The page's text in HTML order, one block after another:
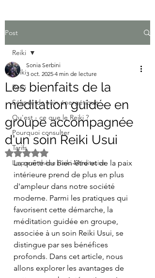
Post
Reiki
Reiki
Séance de soin énergétique
Qu'est - ce que le Reiki ?
Pourquoi consulter
Tarifs
La parenthèse Reiki Méditative
Reiki
Les bienfaits de la
méditation guidée en
groupe accompagnée
d'un soin Reiki Usui
Sonia Serbini
3 oct. 2025 4 min de lecture
Noté NaN étoiles sur 5.
La quête du bien-être et de la paix
intérieure prend de plus en plus
d'ampleur dans notre société
moderne. Parmi les pratiques qui
favorisent cette démarche, la
méditation guidée en groupe,
associée à un soin Reiki Usui, se
distingue par ses bénéfices
profonds. Dans cet article, nous
allons explorer les avantages de